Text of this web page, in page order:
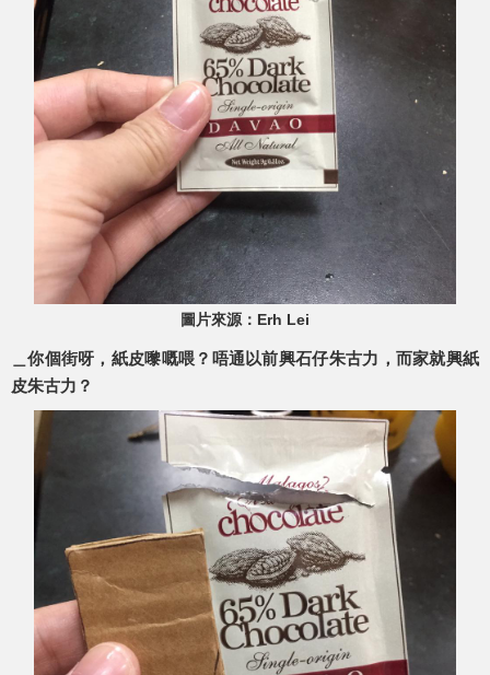
圖片來源：Erh Lei
＿你個街呀，紙皮嚟嘅喂？唔通以前興石仔朱古力，而家就興紙
皮朱古力？